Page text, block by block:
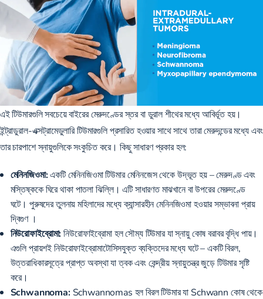
এই টিউমারগুলি সবচেয়ে বাইরের মেরুদণ্ডের স্তর বা ডুরাল শীথের মধ্যে আবির্ভূত হয়।
ইন্ট্রাডুরাল-এক্সট্রামেডুলারি টিউমারগুলি প্রসারিত হওয়ার সাথে সাথে তারা মেরুদন্ডের মধ্যে এবং
তার চারপাশে স্নায়ুগুলিকে সংকুচিত করে। কিছু সাধারণ প্রকার হল:
মেনিনজিওমা:একটি মেনিনজিওমা টিউমার মেনিনজেস থেকে উদ্ভূত হয় – মেরুদণ্ড এবং
মস্তিষ্ককে ঘিরে থাকা পাতলা ঝিল্লি। এটি সাধারণত মাঝখানে বা উপরের মেরুদণ্ডে
ঘটে। পুরুষদের তুলনায় মহিলাদের মধ্যে ক্যান্সারহীন মেনিনজিওমা হওয়ারসম্ভাবনা প্রায়
দ্বিগুণ।
নিউরোফাইব্রোমা:নিউরোফাইব্রোমা হল সৌম্য টিউমারযা স্নায়ু কোষ বরাবর বৃদ্ধি পায়।
এগুলি প্রায়শই নিউরোফাইব্রোমাটোসিসযুক্ত ব্যক্তিদের মধ্যে ঘটে – একটি বিরল,
উত্তরাধিকারসূত্রে প্রাপ্ত অবস্থা যা ত্বক এবং কেন্দ্রীয় স্নায়ুতন্ত্র জুড়ে টিউমার সৃষ্টি
করে।
Schwannoma:Schwannomas হল বিরল টিউমার যা Schwann কোষ থেকে